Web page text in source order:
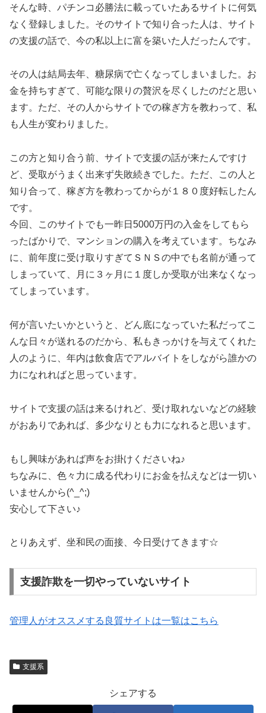
そんな時、パチンコ必勝法に載っていたあるサイトに何気
なく登録しました。そのサイトで知り合った人は、サイト
の支援の話で、今の私以上に富を築いた人だったんです。
その人は結局去年、糖尿病で亡くなってしまいました。お
金を持ちすぎて、可能な限りの贅沢を尽くしたのだと思い
ます。ただ、その人からサイトでの稼ぎ方を教わって、私
も人生が変わりました。
この方と知り合う前、サイトで支援の話が来たんですけ
ど、受取がうまく出来ず失敗続きでした。ただ、この人と
知り合って、稼ぎ方を教わってからが１８０度好転したん
です。
今回、このサイトでも一昨日5000万円の入金をしてもら
ったばかりで、マンションの購入を考えています。ちなみ
に、前年度に受け取りすぎてＳＮＳの中でも名前が通って
しまっていて、月に３ヶ月に１度しか受取が出来なくなっ
てしまっています。
何が言いたいかというと、どん底になっていた私だってこ
んな日々が送れるのだから、私もきっかけを与えてくれた
人のように、年内は飲食店でアルバイトをしながら誰かの
力になれればと思っています。
サイトで支援の話は来るけれど、受け取れないなどの経験
がおありであれば、多少なりとも力になれると思います。
もし興味があれば声をお掛けくださいね♪
ちなみに、色々力に成る代わりにお金を払えなどは一切い
いませんから(^_^;)
安心して下さい♪
とりあえず、坐和民の面接、今日受けてきます☆
支援詐欺を一切やっていないサイト
管理人がオススメする良質サイトは一覧はこちら
支援系
シェアする